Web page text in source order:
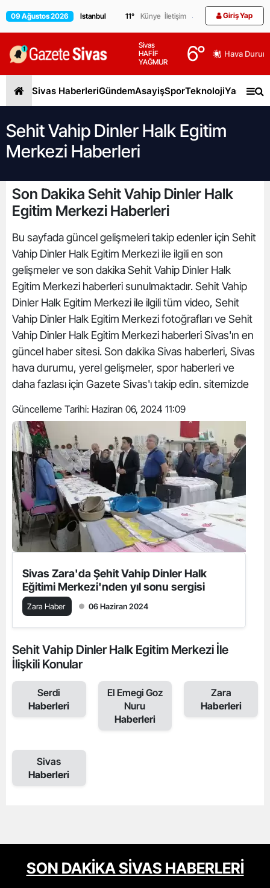
09 Ağustos 2026 11° Künye İletişim Giriş Yap
Sivas
HAFİF
YAĞMUR
6° Hava
Sivas HaberleriGündemAsayişSporTeknolojiYaşam
Sehit Vahip Dinler Halk Egitim
Merkezi Haberleri
Son Dakika Sehit Vahip Dinler Halk
Egitim Merkezi Haberleri
Bu sayfada güncel gelişmeleri takip edenler için Sehit
Vahip Dinler Halk Egitim Merkezi ile ilgili en son
gelişmeler ve son dakika Sehit Vahip Dinler Halk
Egitim Merkezi haberleri sunulmaktadır. Sehit Vahip
Dinler Halk Egitim Merkezi ile ilgili tüm video, Sehit
Vahip Dinler Halk Egitim Merkezi fotoğrafları ve Sehit
Vahip Dinler Halk Egitim Merkezi haberleri Sivas'ın en
güncel haber sitesi. Son dakika Sivas haberleri, Sivas
hava durumu, yerel gelişmeler, spor haberleri ve
daha fazlası için Gazete Sivas'ı takip edin. sitemizde
Güncelleme Tarihi: Haziran 06, 2024 11:09
Sivas Zara'da Şehit Vahip Dinler Halk
Eğitimi Merkezi'nden yıl sonu sergisi
Zara Haber 06 Haziran 2024
Sehit Vahip Dinler Halk Egitim Merkezi İle
İlişkili Konular
Serdi
Haberleri
El Emegi Goz
Nuru
Haberleri
Zara
Haberleri
Sivas
Haberleri
SON DAKİKA SİVAS HABERLERİ